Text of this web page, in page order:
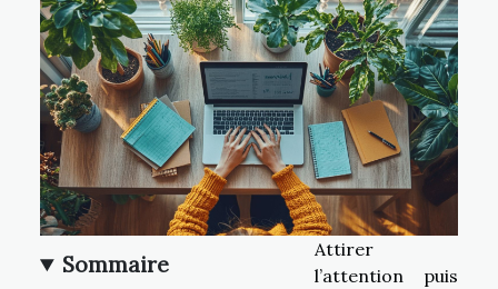
Sommaire
Attirer
l’attention puis